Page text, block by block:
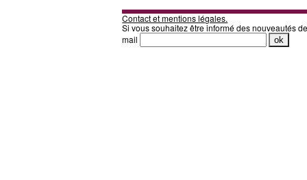
Contact et mentions légales.
Si vous souhaitez être informé des nouveautés
mail